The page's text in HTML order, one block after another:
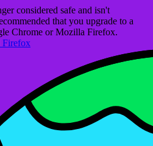
considered safe and isn't
that you upgrade to a
Chrome or Mozilla Firefox.
Firefox